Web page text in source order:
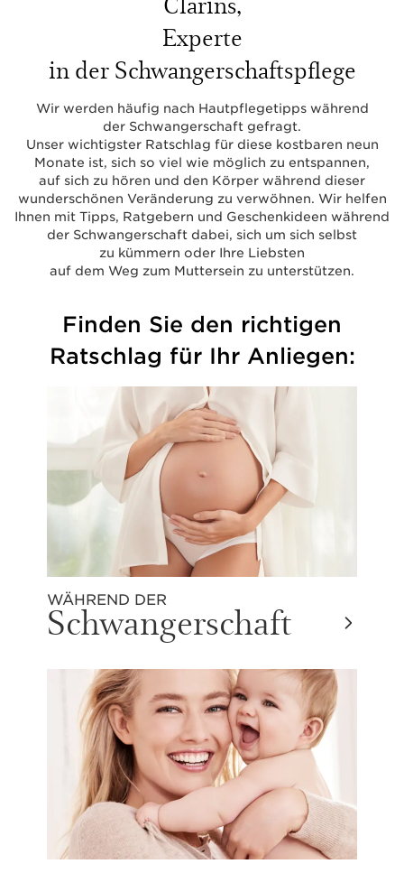
Experte
in der Schwangerschaftspflege
Wir werden häufig nach Hautpflegetipps während
der Schwangerschaft gefragt.
Unser wichtigster Ratschlag für diese kostbaren neun
Monate ist, sich so viel wie möglich zu entspannen,
auf sich zu hören und den Körper während dieser
wunderschönen Veränderung zu verwöhnen. Wir helfen
Ihnen mit Tipps, Ratgebern und Geschenkideen während
der Schwangerschaft dabei, sich um sich selbst
zu kümmern oder Ihre Liebsten
auf dem Weg zum Muttersein zu unterstützen.
Finden Sie den richtigen
Ratschlag für Ihr Anliegen:
WÄHREND DER
Schwangerschaft